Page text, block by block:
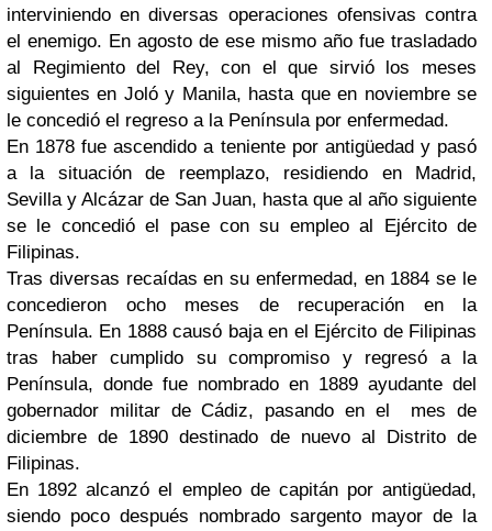
interviniendo en diversas operaciones ofensivas contra
el enemigo. En agosto de ese mismo año fue trasladado
al Regimiento del Rey, con el que sirvió los meses
siguientes en Joló y Manila, hasta que en noviembre se
le concedió el regreso a la Península por enfermedad.
En 1878 fue ascendido a teniente por antigüedad y pasó
a la situación de reemplazo, residiendo en Madrid,
Sevilla y Alcázar de San Juan, hasta que al año siguiente
se le concedió el pase con su empleo al Ejército de
Filipinas.
Tras diversas recaídas en su enfermedad, en 1884 se le
concedieron ocho meses de recuperación en la
Península. En 1888 causó baja en el Ejército de Filipinas
tras haber cumplido su compromiso y regresó a la
Península, donde fue nombrado en 1889 ayudante del
gobernador militar de Cádiz, pasando en el mes de
diciembre de 1890 destinado de nuevo al Distrito de
Filipinas.
En 1892 alcanzó el empleo de capitán por antigüedad,
siendo poco después nombrado sargento mayor de la